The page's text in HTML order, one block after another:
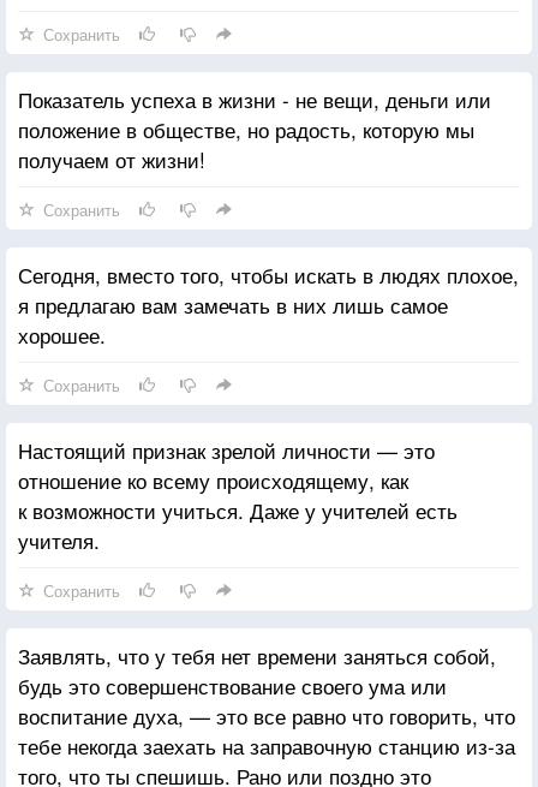
Сохранить
Показатель успеха в жизни - не вещи, деньги или
положение в обществе, но радость, которую мы
получаем от жизни!
Сохранить
Сегодня, вместо того, чтобы искать в людях плохое,
я предлагаю вам замечать в них лишь самое
хорошее.
Сохранить
Настоящий признак зрелой личности — это
отношение ко всему происходящему, как
к возможности учиться. Даже у учителей есть
учителя.
Сохранить
Заявлять, что у тебя нет времени заняться собой,
будь это совершенствование своего ума или
воспитание духа, — это все равно что говорить, что
тебе некогда заехать на заправочную станцию из-за
того, что ты спешишь. Рано или поздно это